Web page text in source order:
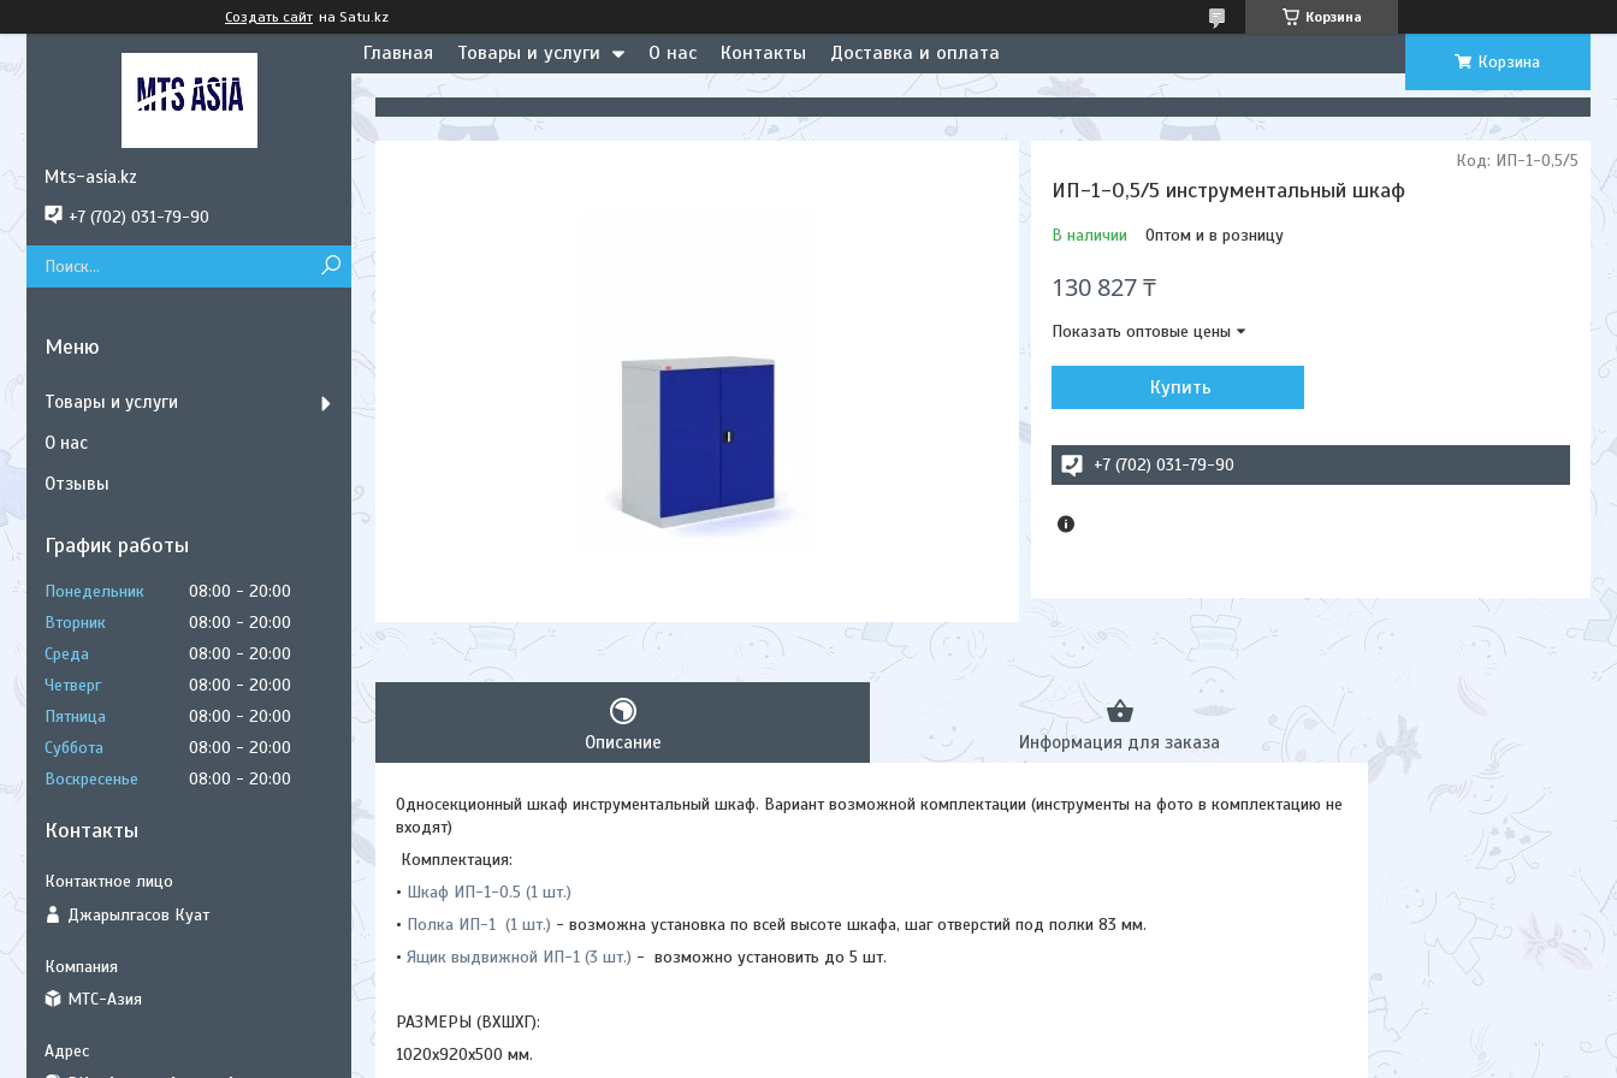
Создать сайт на Satu.kz Корзина
Главная Товары и услуги О нас Контакты Доставка и оплата Корзина
ИП-1-0,5/5 инструментальный шкаф
В наличии Оптом и в розницу
Код: ИП-1-0,5/5
130 827 ₸
Показать оптовые цены
Купить
+7 (702) 031-79-90
Описание Информация для заказа
Односекционный шкаф инструментальный шкаф. Вариант возможной комплектации (инструменты на фото в комплектацию не
входят)
Комплектация:
• Шкаф ИП-1-0.5 (1 шт.)
• Полка ИП-1 (1 шт.) - возможна установка по всей высоте шкафа, шаг отверстий под полки 83 мм.
• Ящик выдвижной ИП-1 (3 шт.) - возможно установить до 5 шт.
РАЗМЕРЫ (ВХШХГ):
1020х920х500 мм.
Mts-asia.kz
+7 (702) 031-79-90
Товары и услуги
О нас
Отзывы
График работы
Понедельник 08:00
20:00
Вторник
08:00
20:00
Среда
08:00
20:00
Четверг
08:00
20:00
Пятница
08:00
20:00
Суббота
08:00
20:00
Воскресенье
08:00 20:00
Контакты
Джарылгасов Куат
МТС-Азия